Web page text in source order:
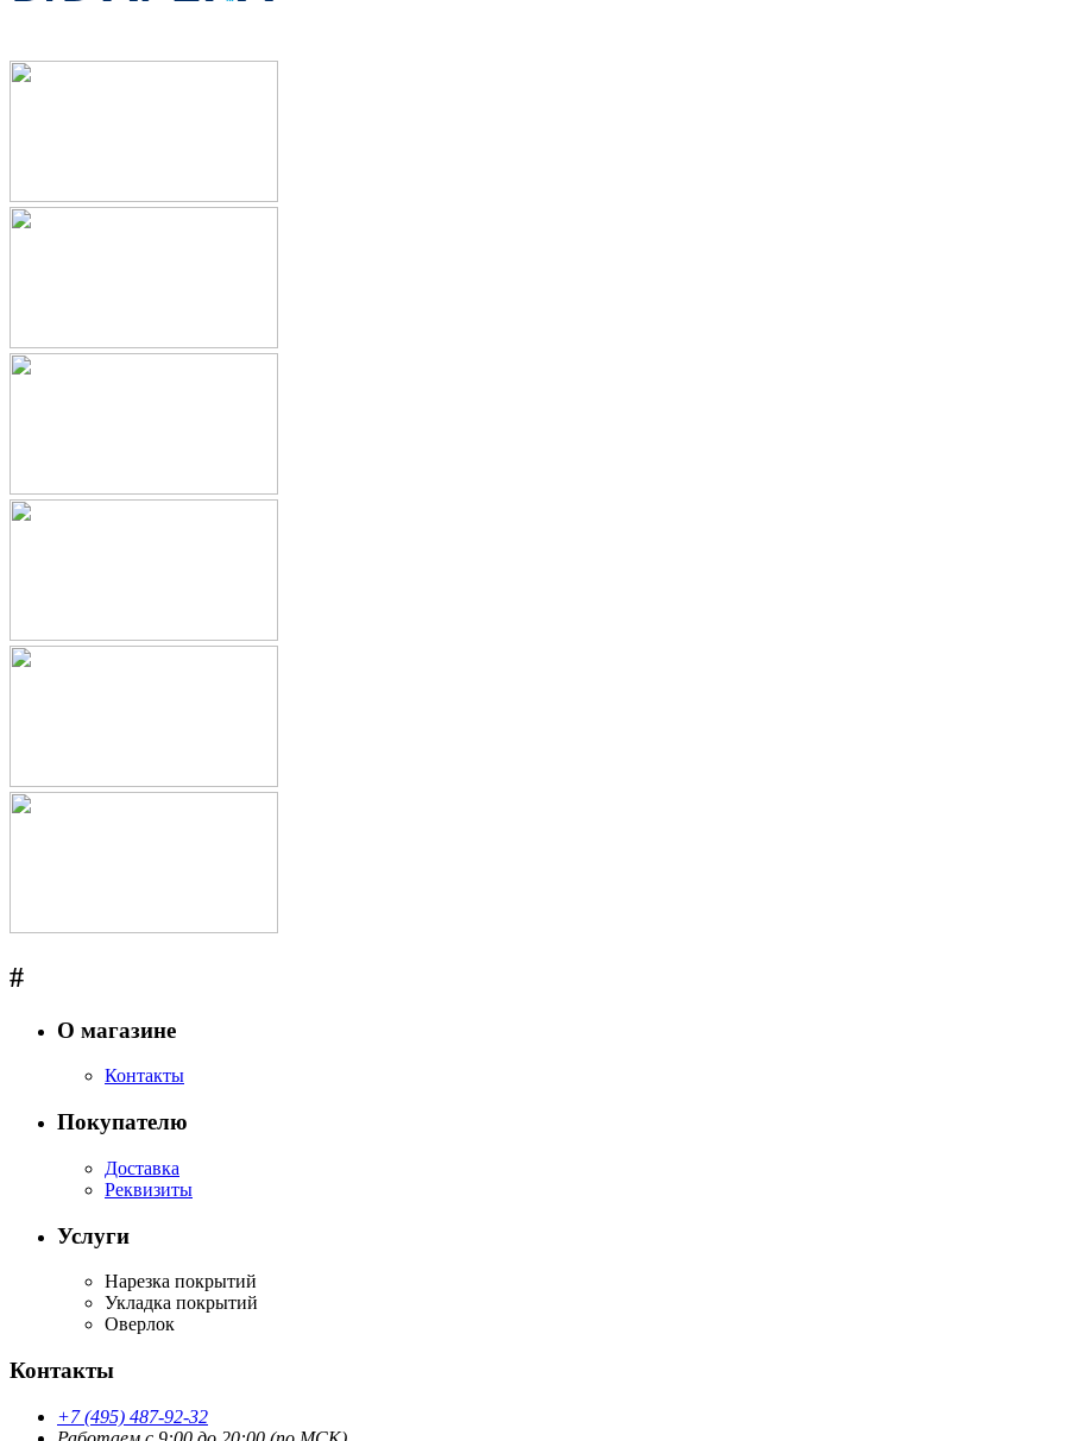
#
О магазине
Контакты
Покупателю
Доставка
Реквизиты
Услуги
Нарезка покрытий
Укладка покрытий
Оверлок
Контакты
+7 (495) 487-92-32